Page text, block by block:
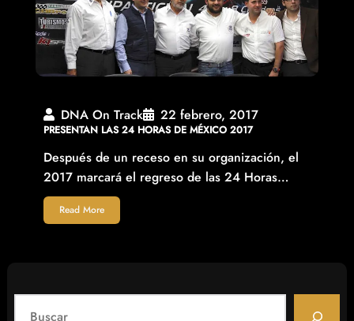
DNA On Track 22 febrero, 2017
PRESENTAN LAS 24 HORAS DE MÉXICO 2017
Después de un receso en su organización, el
2017 marcará el regreso de las 24 Horas…
Read More